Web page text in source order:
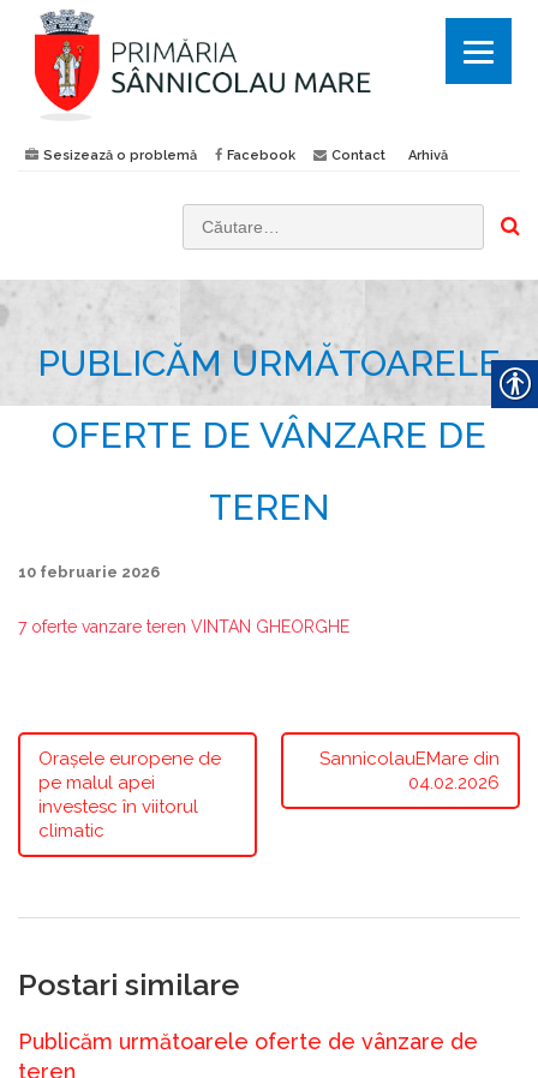
Sesizează o problemă Facebook Contact Arhivă
PUBLICĂM URMĂTOARELE
OFERTE DE VÂNZARE DE
TEREN
10 februarie 2026
7 oferte vanzare teren VINTAN GHEORGHE
Orașele europene de
pe malul apei
investesc în viitorul
climatic
SannicolauEMare din
04.02.2026
Postari similare
Publicăm următoarele oferte de vânzare de
teren